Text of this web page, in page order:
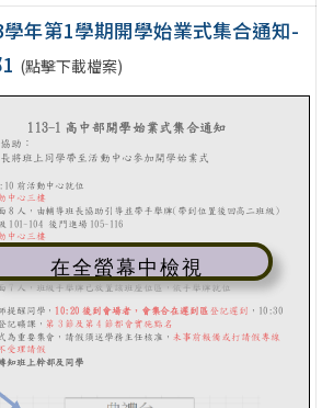
學年第1學期開學始業式集合通知-
(點擊下載檔案)
在全螢幕中檢視